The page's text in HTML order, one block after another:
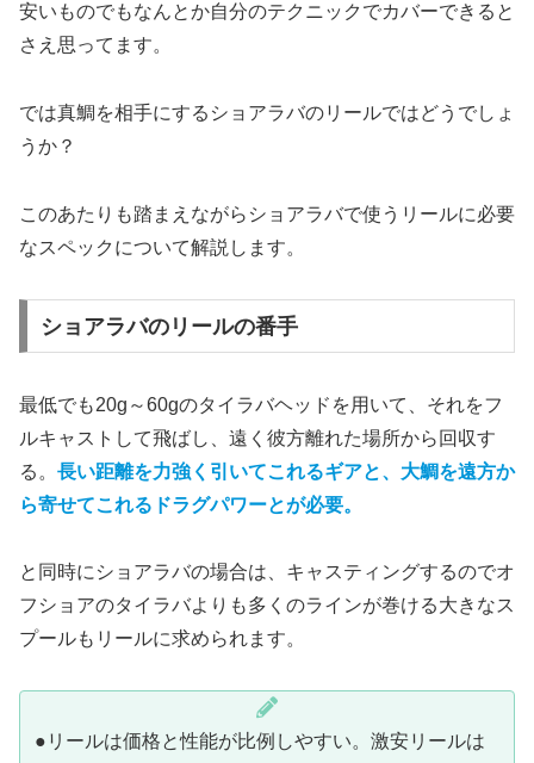
安いものでもなんとか自分のテクニックでカバーできると
さえ思ってます。
では真鯛を相手にするショアラバのリールではどうでしょ
うか？
このあたりも踏まえながらショアラバで使うリールに必要
なスペックについて解説します。
ショアラバのリールの番手
最低でも20g～60gのタイラバヘッドを用いて、それをフ
ルキャストして飛ばし、遠く彼方離れた場所から回収す
る。 長い距離を力強く引いてこれるギアと、大鯛を遠方か
ら寄せてこれるドラグパワーとが必要。
と同時にショアラバの場合は、キャスティングするのでオ
フショアのタイラバよりも多くのラインが巻ける大きなス
プールもリールに求められます。
●リールは価格と性能が比例しやすい。激安リールは